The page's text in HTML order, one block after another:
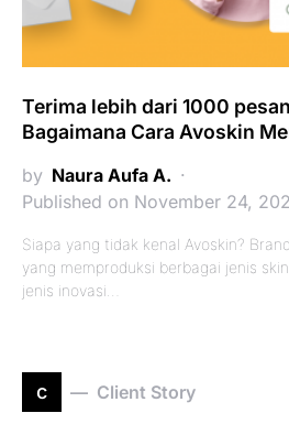
Terima lebih dari 1000
Bagaimana Cara Avoskin
by Naura Aufa A.
Published on November 24,
Siapa yang tidak kenal Avoskin?
yang memproduksi berbagai jenis
jenis inovasi…
c Client Story